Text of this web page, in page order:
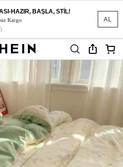
AL
HAZIR, BAŞLA, STİL!
Kargo